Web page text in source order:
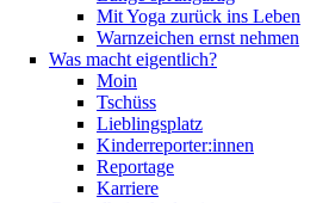
Mit Yoga zurück ins Leben
Warnzeichen ernst nehmen
Was macht eigentlich?
Moin
Tschüss
Lieblingsplatz
Kinderreporter:innen
Reportage
Karriere